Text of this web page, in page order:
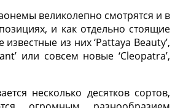
великолепно смотрятся и в
и как отдельно сто­ящие
из них ‘Pattaya Beauty’,
или совсем новые ‘Cleopatra’,
несколько десятков сор­тов,